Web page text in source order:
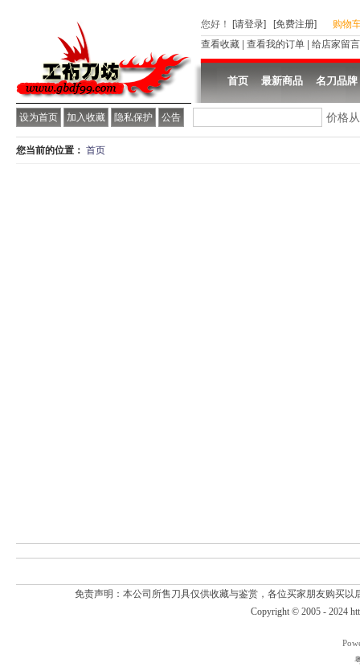
设为首页 加入收藏 隐私保护 公告
您好 ！ [请登录] [免费注册]
购物
查看收藏
查看我的订单 给店家留言
首页 最新商品 名刀品牌
价格
您当前的位置： 首页
免责声明：本公司所售刀具仅供收藏与鉴赏，各位买家朋友购买
Copyright © 2005 - 2024